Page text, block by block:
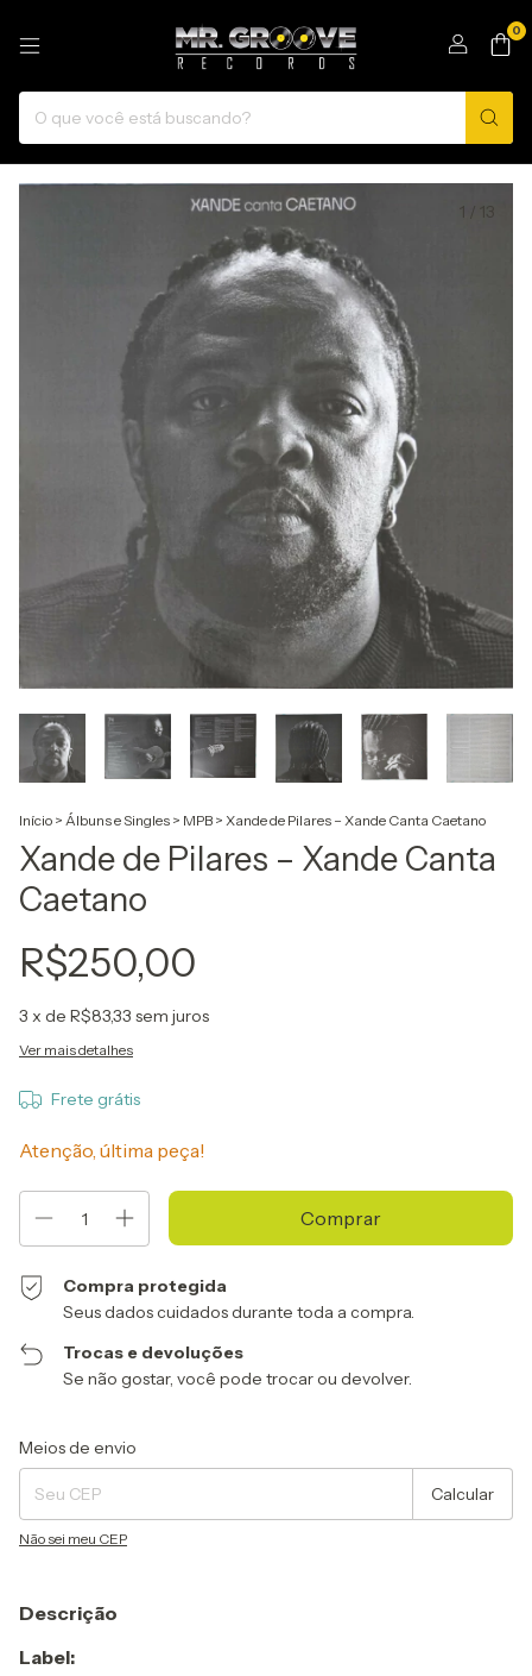
0
1 / 13
Início > Álbuns e Singles > MPB > Xande de Pilares ‎– Xande Canta Caetano
Xande de Pilares ‎– Xande Canta
Caetano
R$250,00
3 x de R$83,33 sem juros
Ver mais detalhes
Frete grátis
Atenção, última peça!
Compra protegida
Seus dados cuidados durante toda a compra.
Trocas e devoluções
Se não gostar, você pode trocar ou devolver.
Entregas para o CEP:
Meios de envio
Calcular
Não sei meu CEP
Descrição
Label: